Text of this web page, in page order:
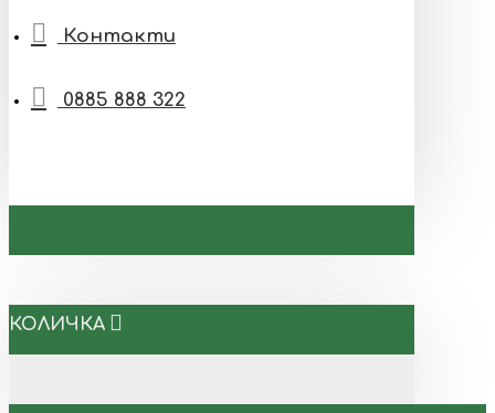
Контакти
0885 888 322
КОЛИЧКА